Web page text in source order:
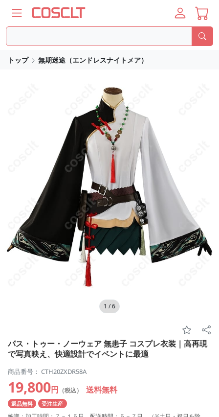
トップ 無期迷途（エンドレスナイトメア）
1 /6
パス・トゥー・ノーウェア 無患子 コスプレ衣装｜高再現
で写真映え、快適設計でイベントに最適
商品番号： CTH20ZXDR58A
19,800円 （税込） 送料無料
返品無料 受注生産